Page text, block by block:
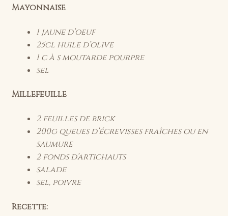
Mayonnaise
1 jaune d’oeuf
25cl huile d’olive
1 c à s moutarde pourpre
sel
Millefeuille
2 feuilles de brick
200g queues d’écrevisses fraîches ou en
saumure
2 fonds d’artichauts
salade
sel, poivre
Recette: